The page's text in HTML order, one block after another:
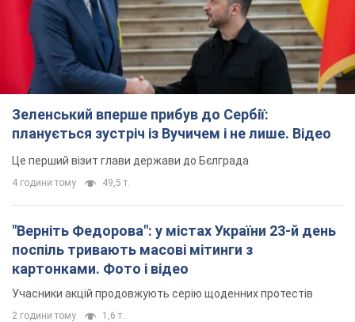
Зеленський вперше прибув до Сербії:
планується зустріч із Вучичем і не лише. Відео
Це перший візит глави держави до Бєлграда
4 години тому 49,5 т.
"Верніть Федорова": у містах України 23-й день
поспіль тривають масові мітинги з
картонками. Фото і відео
Учасники акцій продовжують серію щоденних протестів
2 години тому 1,6 т.